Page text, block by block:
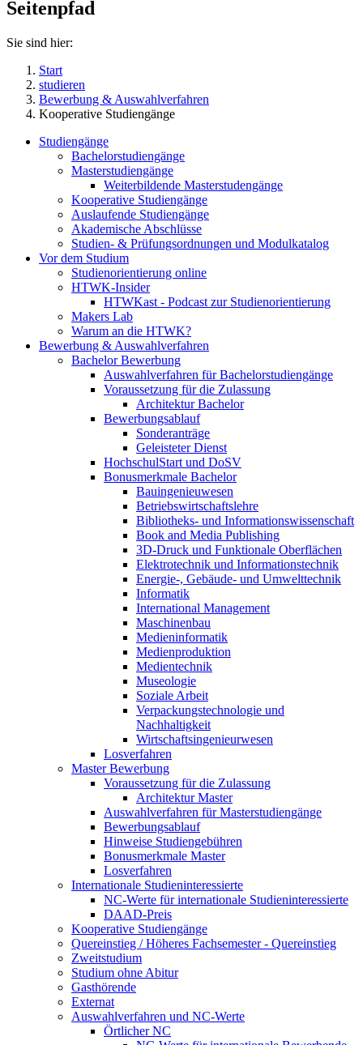
Seitenpfad
Sie sind hier:
Start
studieren
Bewerbung & Auswahlverfahren
Kooperative Studiengänge
Studiengänge
Bachelorstudiengänge
Masterstudiengänge
Weiterbildende Masterstudengänge
Kooperative Studiengänge
Auslaufende Studiengänge
Akademische Abschlüsse
Studien- & Prüfungsordnungen und Modulkatalog
Vor dem Studium
Studienorientierung online
HTWK-Insider
HTWKast - Podcast zur Studienorientierung
Makers Lab
Warum an die HTWK?
Bewerbung & Auswahlverfahren
Bachelor Bewerbung
Auswahlverfahren für Bachelorstudiengänge
Voraussetzung für die Zulassung
Architektur Bachelor
Bewerbungsablauf
Sonderanträge
Geleisteter Dienst
HochschulStart und DoSV
Bonusmerkmale Bachelor
Bauingenieuwesen
Betriebswirtschaftslehre
Bibliotheks- und Informationswissenschaft
Book and Media Publishing
3D-Druck und Funktionale Oberflächen
Elektrotechnik und Informationstechnik
Energie-, Gebäude- und Umwelttechnik
Informatik
International Management
Maschinenbau
Medieninformatik
Medienproduktion
Medientechnik
Museologie
Soziale Arbeit
Verpackungstechnologie und
Nachhaltigkeit
Wirtschaftsingenieurwesen
Losverfahren
Master Bewerbung
Voraussetzung für die Zulassung
Architektur Master
Auswahlverfahren für Masterstudiengänge
Bewerbungsablauf
Hinweise Studiengebühren
Bonusmerkmale Master
Losverfahren
Internationale Studieninteressierte
NC-Werte für internationale Studieninteressierte
DAAD-Preis
Kooperative Studiengänge
Quereinstieg / Höheres Fachsemester - Quereinstieg
Zweitstudium
Studium ohne Abitur
Gasthörende
Externat
Auswahlverfahren und NC-Werte
Örtlicher NC